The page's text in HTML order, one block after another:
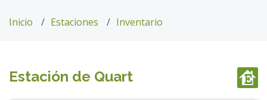
Inicio Estaciones Inventario
Estación de Quart